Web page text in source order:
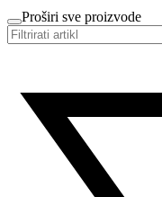
Proširi sve proizvode